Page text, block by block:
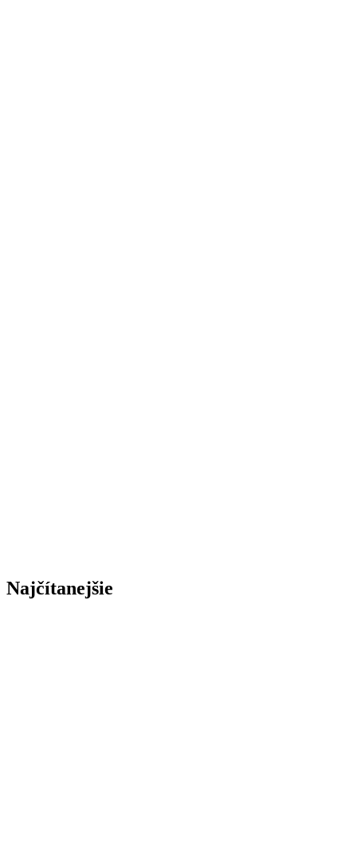
Najčítanejšie